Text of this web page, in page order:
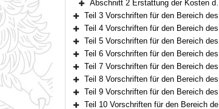
Bereich erweitern
Abschnitt 2 Erstattung der Kosten des Landesprüfungsamts für Sozialversicherung (§§ 5a–5f)
Bereich erweitern
Teil 3 Vorschriften für den Bereich des Fünften Buches Sozialgesetzbuch – Gesetzliche Krankenversicherung – (§§ 6–10)
Bereich erweitern
Teil 4 Vorschriften für den Bereich des Sechsten Buches Sozialgesetzbuch – Gesetzliche Rentenversicherung – und für den Bereich des Gesetzes über die Alterssicherung der Landwirte und des Gesetzes zur Förderung der Einstellung der landwirtschaftlichen Erwerbstätigkeit (§§ 11–15)
Bereich erweitern
Teil 5 Vorschriften für den Bereich des Siebten Buches Sozialgesetzbuch – Gesetzliche Unfallversicherung – (§§ 16–21)
Bereich erweitern
Teil 6 Vorschriften für den Bereich des Achten Buches Sozialgesetzbuch – Kinder- und Jugendhilfe – und für weitere Regelungen des Kinder- und Jugendhilferechts (§§ 22–40f)
Bereich erweitern
Teil 7 Vorschriften für den Bereich des Neunten Buches Sozialgesetzbuch – Rehabilitation und Teilhabe Menschen mit Behinderungen – (§§ 41–41h)
Bereich erweitern
Teil 8 Vorschriften für den Bereich des Elften Buches Sozialgesetzbuch – Soziale Pflegeversicherung – (§§ 42–94)
Bereich erweitern
Teil 9 Vorschriften für den Bereich des Zwölften Buches Sozialgesetzbuch – Sozialhilfe – (§§ 98–101)
Teil 10 Vorschriften für den Bereich der Familienleistungen (§§ 102–103)